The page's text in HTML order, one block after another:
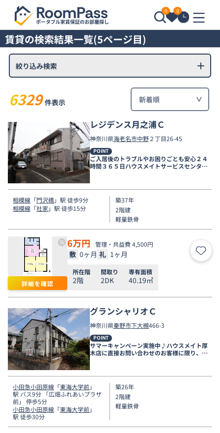
0 0
賃貸の検索結果一覧(5ページ目)
絞り込み検索
6329 件表示
レジデンス月之浦Ｃ
神奈川県海老名市中野２丁目26-45
POINT
ご入居後のトラブルやお困りごとも安心２４
時間３６５日ハウスメイトサービスセンター
電話受付対応。
相模線 「門沢橋」駅 徒歩9分
相模線 「社家 」駅 徒歩15分
築37年
2階建
軽量鉄骨
詳細を確認
6万円 管理・共益費 4,500円
敷 0ヶ月 礼 1ヶ月 お気
所在階
2階
間取り
2DK
専有面積
40.19㎡
グランシャリオＣ
神奈川県秦野市下大槻466-3
POINT
サマーキャンペーン実施中♪ハウスメイト厚
木店に直接お問い合わせのお客様に限り、９
月末まで家賃無料♪
小田急小田原線 「東海大学前」
駅 バス9分 「広畑ふれあいプラザ
前」 停歩5分
小田急小田原線 「東海大学前」
駅 徒歩30分
築26年
2階建
軽量鉄骨